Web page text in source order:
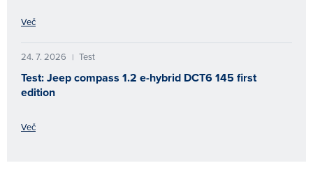
Več
24. 7. 2026 | Test
Test: Jeep compass 1.2 e-hybrid DCT6 145 first
edition
Več